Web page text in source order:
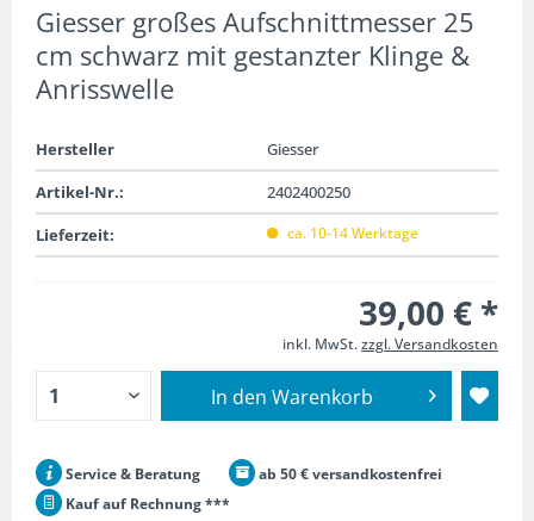
Giesser großes Aufschnittmesser 25
cm schwarz mit gestanzter Klinge &
Anrisswelle
Hersteller
Giesser
Artikel-Nr.:
2402400250
Lieferzeit:
ca. 10-14 Werktage
39,00 € *
inkl. MwSt.zzgl. Versandkosten
In den Warenkorb
Service & Beratung
ab 50 € versandkostenfrei
Kauf auf Rechnung ***